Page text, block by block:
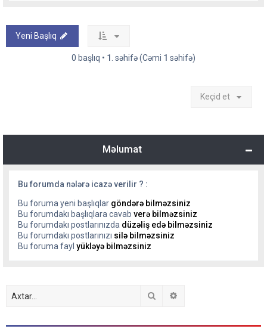
Yeni Başlıq
0 başlıq • 1 . səhifə (Cəmi 1 səhifə)
Keçid et
Məlumat
Bu forumda nələrə icazə verilir ? :
Bu foruma yeni başlıqlar göndərə bilməzsiniz
Bu forumdakı başlıqlara cavab verə bilməzsiniz
Bu forumdakı postlarınızda düzəliş edə bilməzsiniz
Bu forumdakı postlarınızı silə bilməzsiniz
Bu foruma fayl yükləyə bilməzsiniz
Axtar